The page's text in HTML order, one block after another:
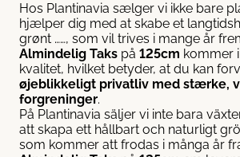
Hos Plantinavia sælger vi ikke bare
hjælper dig med at skabe et
grønt ……, som vil trives i mange år
Almindelig Taks på 125cm kommer i
kvalitet, hvilket betyder, at du kan
øjeblikkeligt privatliv med stærke,
forgreninger.
På Plantinavia säljer vi inte bara
att skapa ett hållbart och naturligt
som kommer att frodas i många år